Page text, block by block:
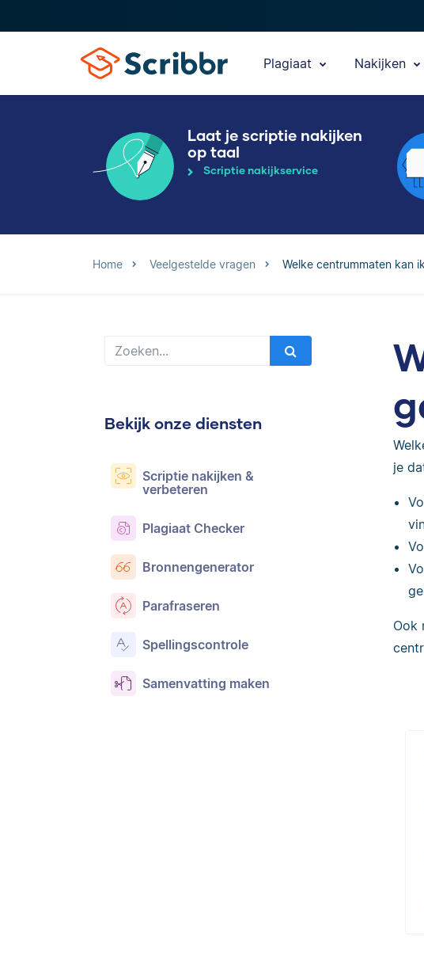
Plagiaat Nakijken
Laat je scriptie nakijken
op taal
Scriptie nakijkservice
Home Veelgestelde vragen Welke centrummaten kan
Bekijk onze diensten
Scriptie nakijken &
verbeteren
Plagiaat Checker
Bronnengenerator
Parafraseren
Spellingscontrole
Samenvatting maken
je
Ook